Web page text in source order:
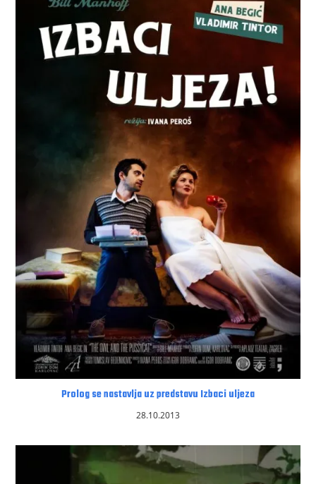
Prolog se nastavlja uz predstavu Izbaci uljeza
28.10.2013